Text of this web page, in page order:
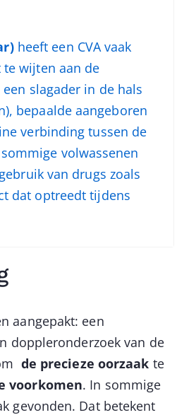
heeft een CVA vaak
wijten aan de
slagader in de hals
bepaalde aangeboren
verbinding tussen de
volwassenen
van drugs zoals
dat optreedt tijdens
aangepakt: een
doppleronderzoek van de
de precieze oorzaak te
voorkomen. In sommige
gevonden. Dat betekent